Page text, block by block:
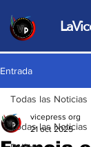
Entrada
Todas las Noticias
Todas las Noticias
vicepress org
21 oct 2025